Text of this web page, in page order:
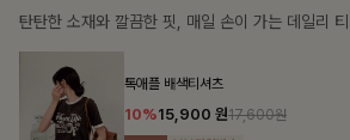
특별한 날부터 일상까지 함께하는 룩
[주문폭주/군살삭제]젤링클프리 카라원피스
18%27,900 원34,000원